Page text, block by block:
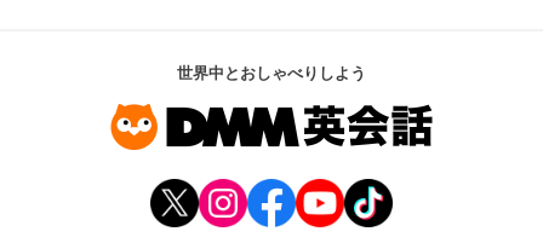
世界中とおしゃべりしよう